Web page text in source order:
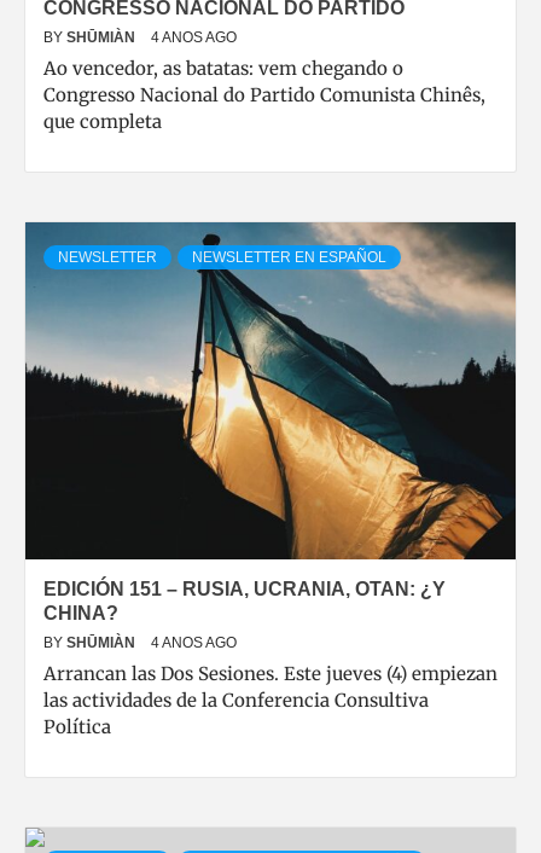
CONGRESSO NACIONAL DO PARTIDO
BY SHŪMIÀN 4 ANOS AGO
Ao vencedor, as batatas: vem chegando o
Congresso Nacional do Partido Comunista Chinês,
que completa
NEWSLETTER NEWSLETTER EN ESPAÑOL
EDICIÓN 151 – RUSIA, UCRANIA, OTAN: ¿Y
CHINA?
BY SHŪMIÀN 4 ANOS AGO
Arrancan las Dos Sesiones. Este jueves (4) empiezan
las actividades de la Conferencia Consultiva
Política